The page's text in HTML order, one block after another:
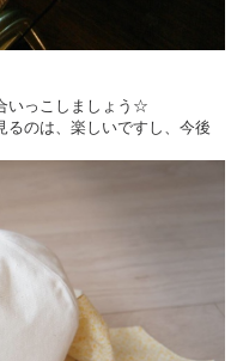
いっこしましょう☆
るのは、楽しいですし、今後